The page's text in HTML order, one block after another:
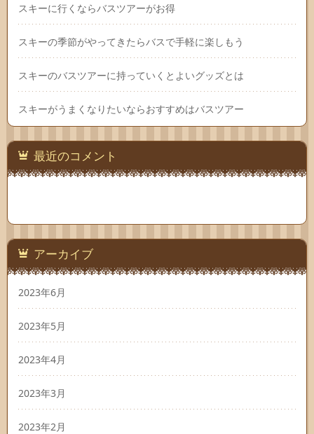
スキーに行くならバスツアーがお得
スキーの季節がやってきたらバスで手軽に楽しもう
スキーのバスツアーに持っていくとよいグッズとは
スキーがうまくなりたいならおすすめはバスツアー
最近のコメント
アーカイブ
2023年6月
2023年5月
2023年4月
2023年3月
2023年2月